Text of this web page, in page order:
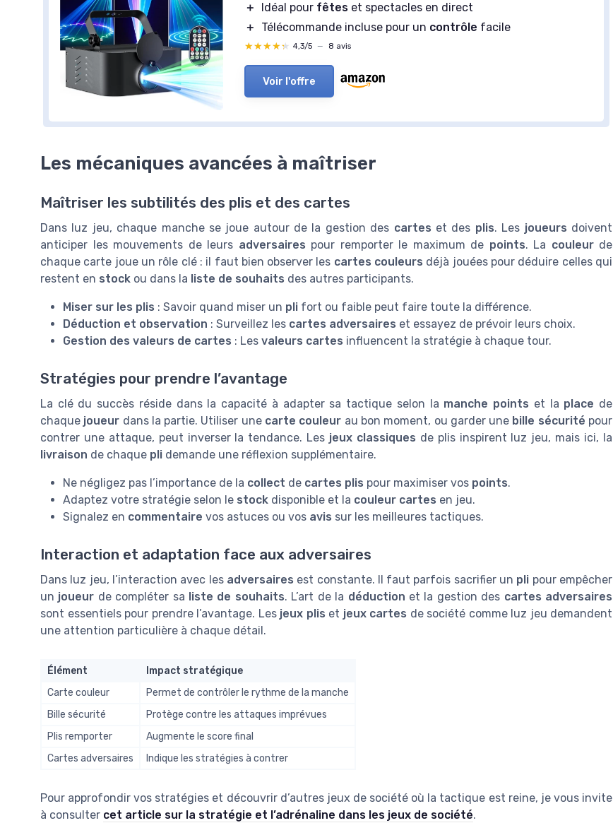
＋
Idéal pour fêtes et spectacles en direct
＋
Télécommande incluse pour un contrôle facile
★★★★★
★★★★★ 4,3/5 — 8 avis
Voir l'offre
Les mécaniques avancées à maîtriser
Maîtriser les subtilités des plis et des cartes
Dans luz jeu, chaque manche se joue autour de la gestion des cartes et des plis. Les joueurs doivent
anticiper les mouvements de leurs adversaires pour remporter le maximum de points. La couleurde
chaque carte joue un rôle clé : il faut bien observer les cartes couleurs déjà jouées pour déduire celles qui
restent en stock ou dans la liste de souhaits des autres participants.
Miser sur les plis : Savoir quand miser un pli fort ou faible peut faire toute la différence.
Déduction et observation : Surveillez les cartes adversaires et essayez de prévoir leurs choix.
Gestion des valeurs de cartes : Les valeurs cartes influencent la stratégie à chaque tour.
Stratégies pour prendre l’avantage
La clé du succès réside dans la capacité à adapter sa tactique selon la manche points et la place de
chaque joueur dans la partie. Utiliser une carte couleur au bon moment, ou garder une bille sécurité pour
contrer une attaque, peut inverser la tendance. Les jeux classiques de plis inspirent luz jeu, mais ici, la
livraison de chaque pli demande une réflexion supplémentaire.
Ne négligez pas l’importance de la collect de cartes plis pour maximiser vos points.
Adaptez votre stratégie selon le stock disponible et la couleur cartes en jeu.
Signalez en commentaire vos astuces ou vos avis sur les meilleures tactiques.
Interaction et adaptation face aux adversaires
Dans luz jeu, l’interaction avec les adversaires est constante. Il faut parfois sacrifier un pli pour empêcher
un joueur de compléter sa liste de souhaits. L’art de la déduction et la gestion des cartes adversaires
sont essentiels pour prendre l’avantage. Les jeux plis et jeux cartes de société comme luz jeu demandent
une attention particulière à chaque détail.
Élément
Impact stratégique
Carte couleur
Permet de contrôler le rythme de la manche
Bille sécurité
Protège contre les attaques imprévues
Plis remporter
Augmente le score final
Cartes adversaires
Indique les stratégies à contrer
Pour approfondir vos stratégies et découvrir d’autres jeux de société où la tactique est reine, je vous invite
à consulter cet article sur la stratégie et l’adrénaline dans les jeux de société.